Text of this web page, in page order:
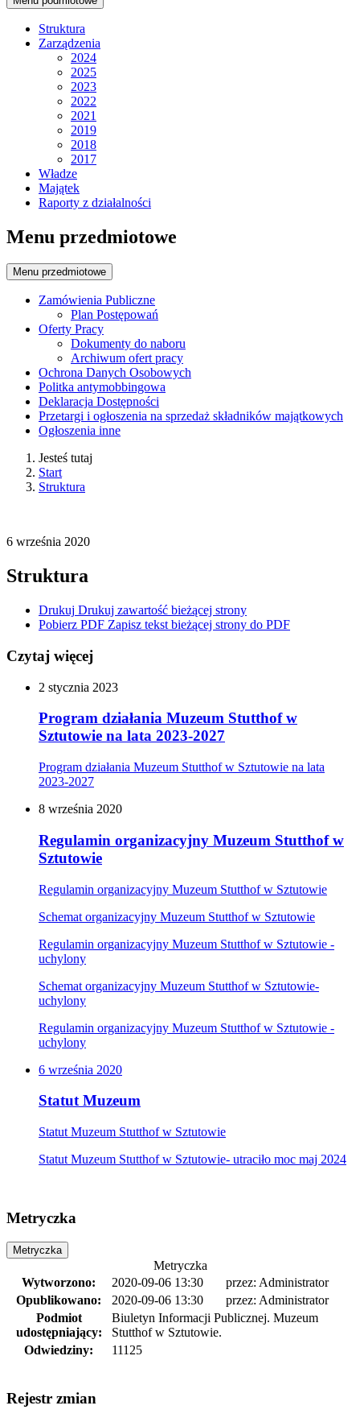
Struktura
Zarządzenia
2024
2025
2023
2022
2021
2019
2018
2017
Władze
Majątek
Raporty z działalności
Menu przedmiotowe
Menu przedmiotowe
Zamówienia Publiczne
Plan Postępowań
Oferty Pracy
Dokumenty do naboru
Archiwum ofert pracy
Ochrona Danych Osobowych
Politka antymobbingowa
Deklaracja Dostępności
Przetargi i ogłoszenia na sprzedaż składników majątkowych
Ogłoszenia inne
Jesteś tutaj
Start
Struktura
6 września 2020
Struktura
Drukuj Drukuj zawartość bieżącej strony
Pobierz PDF Zapisz tekst bieżącej strony do PDF
Czytaj więcej
2 stycznia 2023
Program działania Muzeum Stutthof w
Sztutowie na lata 2023-2027
Program działania Muzeum Stutthof w Sztutowie na lata
2023-2027
8 września 2020
Regulamin organizacyjny Muzeum Stutthof w
Sztutowie
Regulamin organizacyjny Muzeum Stutthof w Sztutowie
Schemat organizacyjny Muzeum Stutthof w Sztutowie
Regulamin organizacyjny Muzeum Stutthof w Sztutowie -
uchylony
Schemat organizacyjny Muzeum Stutthof w Sztutowie-
uchylony
Regulamin organizacyjny Muzeum Stutthof w Sztutowie -
uchylony
6 września 2020
Statut Muzeum
Statut Muzeum Stutthof w Sztutowie
Statut Muzeum Stutthof w Sztutowie- utraciło moc maj 2024
Metryczka
Metryczka
Metryczka
Wytworzono:
2020-09-06 13:30 przez: Administrator
Opublikowano:
2020-09-06 13:30 przez: Administrator
Podmiot
udostępniający:
Biuletyn Informacji Publicznej. Muzeum
Stutthof w Sztutowie.
Odwiedziny:
11125
Rejestr zmian